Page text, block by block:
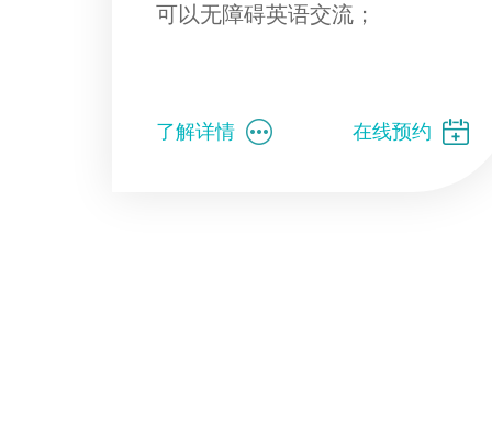
可以无障碍英语交流；
了解详情 在线预约